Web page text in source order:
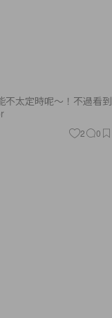
不太定時呢～！不過看到
2 0